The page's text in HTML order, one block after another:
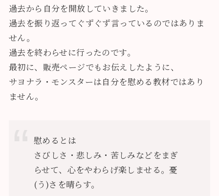
過去から自分を開放していきました。
過去を振り返ってぐずぐず言っているのではありま
せん。
過去を終わらせに行ったのです。
最初に、販売ページでもお伝えしたように、
サヨナラ・モンスターは自分を慰める教材ではあり
ません。
慰めるとは
さびしさ・悲しみ・苦しみなどをまぎ
らせて、心をやわらげ楽しませる。憂
(う)さを晴らす。